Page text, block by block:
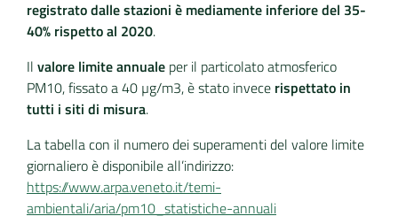
registrato dalle stazioni è mediamente inferiore del 35-
40% rispetto al 2020.
Il valore limite annuale per il particolato atmosferico
PM10, fissato a 40 µg/m3, è stato invece rispettato in
tutti i siti di misura.
La tabella con il numero dei superamenti del valore limite
giornaliero è disponibile all’indirizzo:
https://www.arpa.veneto.it/temi-
ambientali/aria/pm10_statistiche-annuali